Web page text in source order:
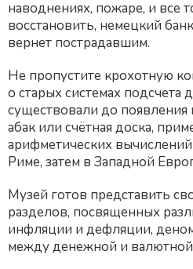
наводнениях, пожаре, и все
восстановить, немецкий
вернет пострадавшим.
Не пропустите крохотную
о старых системах подсчета
существовали до
абак или счётная доска,
арифметических
Риме, затем в Западной
Музей готов представить
разделов, посвященных
инфляции и дефляции,
между денежной и